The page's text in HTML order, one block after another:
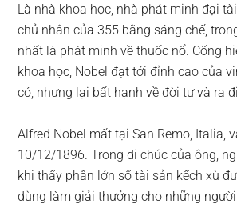
Là nhà khoa học, nhà phát minh đại
chủ nhân của 355 bằng sáng chế,
nhất là phát minh về thuốc nổ. Cống
khoa học, Nobel đạt tới đỉnh cao của
có, nhưng lại bất hạnh về đời tư và ra
Alfred Nobel mất tại San Remo, Italia,
10/12/1896. Trong di chúc của ông,
khi thấy phần lớn số tài sản kếch xù
dùng làm giải thưởng cho những